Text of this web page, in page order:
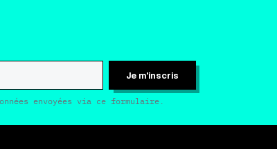
Je m'inscris
envoyées via ce formulaire.